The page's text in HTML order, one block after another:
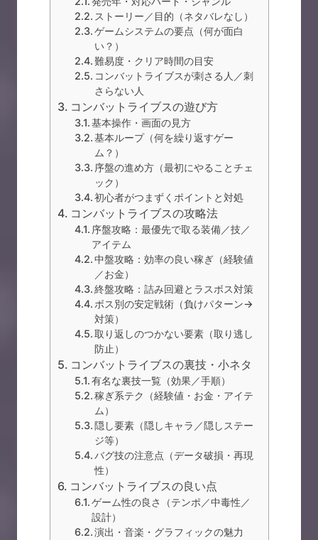
ストーリー／目的（ネタバレなし）
ゲームシステムの要点（何が面白
い？）
難易度・クリア時間の目安
コンバットライブスが刺さる人／刺
さらない人
コンバットライブスの遊び方
基本操作・画面の見方
基本ループ（何を繰り返すゲー
ム？）
序盤の進め方（最初にやることチェ
ック）
初心者がつまずくポイントと対処
コンバットライブスの攻略法
序盤攻略：最優先で取る装備／技／
アイテム
中盤攻略：効率の良い稼ぎ（経験値
／お金）
終盤攻略：詰み回避とラスボス対策
ボス別の安定戦術（負けパターン→
対策）
取り返しのつかない要素（取り逃し
防止）
コンバットライブスの裏技・小ネタ
有名な裏技一覧（効果／手順）
稼ぎ系テク（経験値・お金・アイテ
ム）
隠し要素（隠しキャラ／隠しステー
ジ等）
バグ技の注意点（データ破損・再現
性）
コンバットライブスの良い点
ゲーム性の良さ（テンポ／中毒性／
設計）
演出・音楽・グラフィックの魅力